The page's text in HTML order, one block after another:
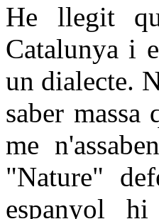
He llegit
Catalunya i
un dialecte.
saber
me
"Nature"
espanyol